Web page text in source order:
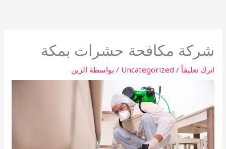
شركة مكافحة حشرات بمكة
اترك تعليقاً /
Uncategorized / بواسطة الزين